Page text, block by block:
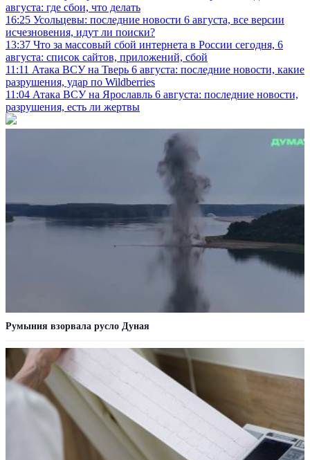
августа: где сбои, что делать
16:25 Усольцевы: последние новости 6 августа, все версии
исчезновения, идут ли поиски?
13:37 Что за массовый сбой интернета в России сегодня, 6
августа: список сайтов, приложений, сбой
11:11 Атака ВСУ на Тверь 6 августа: последние новости, какие
разрушения, удар по Wildberries
11:04 Атака ВСУ на Ярославль 6 августа: последние новости,
разрушения, есть ли жертвы
Румыния взорвала русло Дуная